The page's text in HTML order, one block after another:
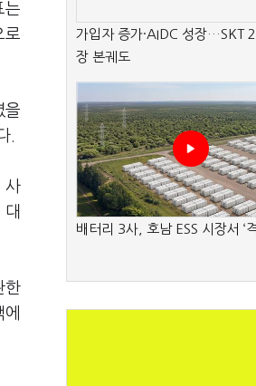
는
로
을
.
사
한
가입자 증가·AIDC 성장…SKT
장 본궤도
배터리 3사, 호남 ESS 시장서 ‘